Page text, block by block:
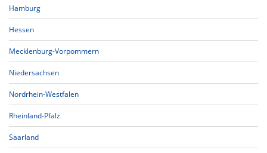
Hamburg
Hessen
Mecklenburg-Vorpommern
Niedersachsen
Nordrhein-Westfalen
Rheinland-Pfalz
Saarland